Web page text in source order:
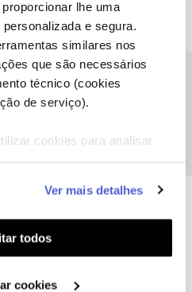
lhe uma
e segura.
similares nos
que são necessários
técnico (cookies
de serviço).
cookies para analisar
personalização e
aos seus interesses
Pode gerir a
em "Configurar
Ver mais detalhes
todos
cookies
"Like" nos melhores comentários.